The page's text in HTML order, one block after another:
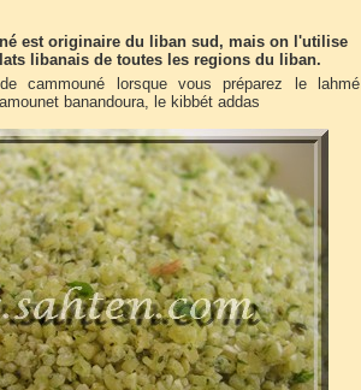
est originaire du liban sud, mais on l'utilise
libanais de toutes les regions du liban.
cammouné lorsque vous préparez le lahmé
banandoura, le kibbét addas